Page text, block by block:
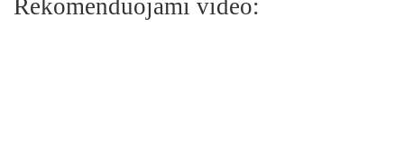
Rekomenduojami video: